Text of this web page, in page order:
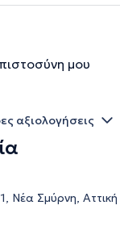
μου
αξιολογήσεις
Νέα Σμύρνη, Αττική